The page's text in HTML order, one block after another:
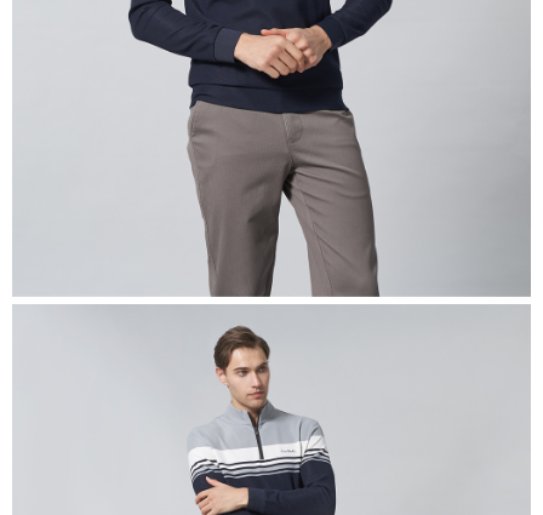
每筆NT$80，滿NT$1,200(含以上)免運費
每筆NT$80，滿NT$1,200(含以上)免運費